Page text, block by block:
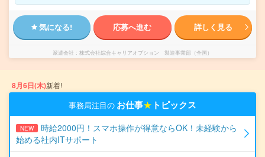
気になる! 応募へ進む 詳しく見る
派遣会社 株式会社綜合キャリアオプション 製造事業部（全国）
8月6日(木)新着!
事務局注目の お仕事★ トピックス
NEW
時給2000円！スマホ操作が得意ならOK！未経験から
始める社内ITサポート